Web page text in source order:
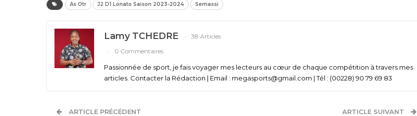
As Otr J2 D1 Lonato Saison 2023-2024 Semassi
Lamy TCHEDRE
38 Articles
0 Commentaires
Passionnée de sport, je fais voyager mes lecteurs au cœur de chaque compétition à travers mes
articles. Contacter la Rédaction | Email : megasports@gmail.com | Tél : (00228) 90 79 69 83
ARTICLE PRÉCÉDENT ARTICLE SUIVANT